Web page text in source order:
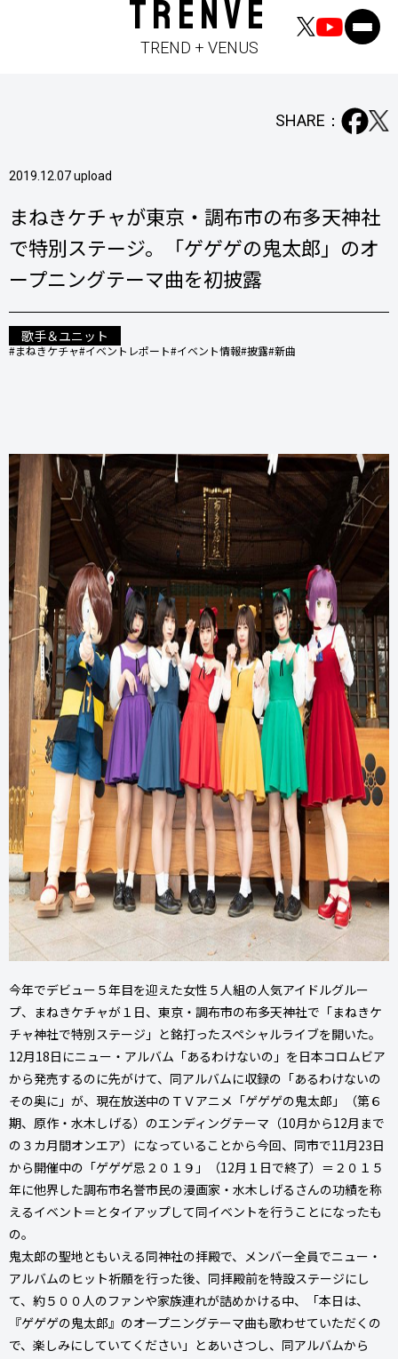
TRENVE
TREND + VENUS
2019.12.07 upload
SHARE：
まねきケチャが東京・調布市の布多天神社
で特別ステージ。「ゲゲゲの鬼太郎」のオ
ープニングテーマ曲を初披露
歌手＆ユニット
#まねきケチャ#イベントレポート#イベント情報#披露#新曲
今年でデビュー５年目を迎えた女性５人組の人気アイドルグルー
プ、まねきケチャが１日、東京・調布市の布多天神社で「まねきケ
チャ神社で特別ステージ」と銘打ったスペシャルライブを開いた。
12月18日にニュー・アルバム「あるわけないの」を日本コロムビア
から発売するのに先がけて、同アルバムに収録の「あるわけないの
その奥に」が、現在放送中のＴＶアニメ「ゲゲゲの鬼太郎」（第６
期、原作・水木しげる）のエンディングテーマ（10月から12月まで
の３カ月間オンエア）になっていることから今回、同市で11月23日
から開催中の「ゲゲゲ忌２０１９」（12月１日で終了）＝２０１５
年に他界した調布市名誉市民の漫画家・水木しげるさんの功績を称
えるイベント＝とタイアップして同イベントを行うことになったも
の。
鬼太郎の聖地ともいえる同神社の拝殿で、メンバー全員でニュー・
アルバムのヒット祈願を行った後、同拝殿前を特設ステージにし
て、約５００人のファンや家族連れが詰めかける中、「本日は、
『ゲゲゲの鬼太郎』のオープニングテーマ曲も歌わせていただくの
で、楽しみにしていてください」とあいさつし、同アルバムから